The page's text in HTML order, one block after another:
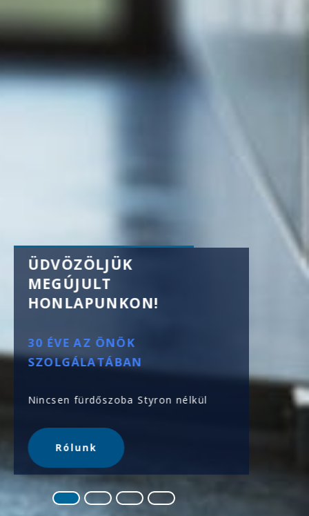
ÜDVÖZÖLJÜK
MEGÚJULT
HONLAPUNKON!
30 ÉVE AZ ÖNÖK
SZOLGÁLATÁBAN
Nincsen fürdőszoba Styron nélkül
Rólunk
400 -
golyós